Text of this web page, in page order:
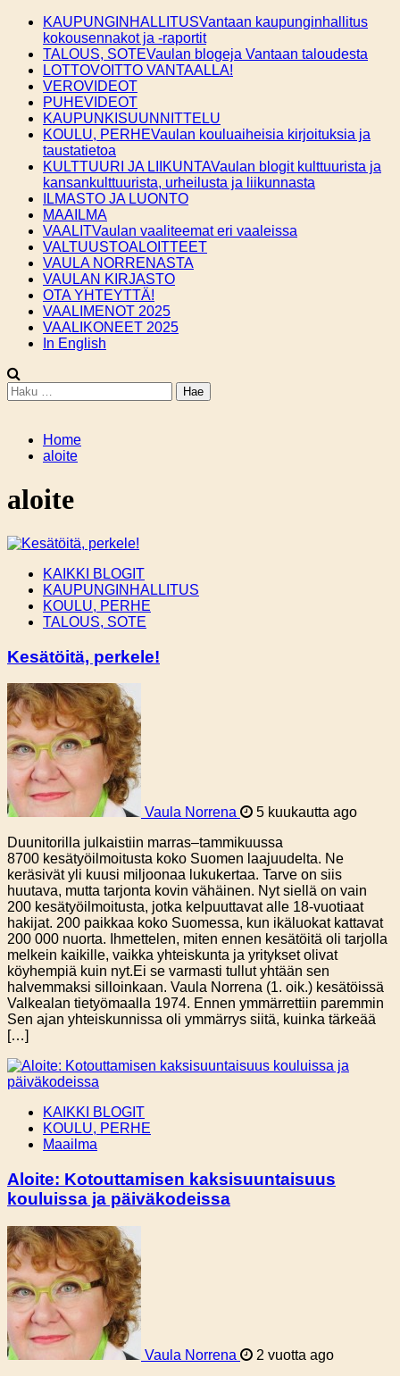
Skip
content
KAUPUNGINHALLITUSVantaan kaupunginhallitus
kokousennakot ja -raportit
TALOUS, SOTEVaulan blogeja Vantaan taloudesta
LOTTOVOITTO VANTAALLA!
VEROVIDEOT
PUHEVIDEOT
KAUPUNKISUUNNITTELU
KOULU, PERHEVaulan kouluaiheisia kirjoituksia ja
taustatietoa
KULTTUURI JA LIIKUNTAVaulan blogit kulttuurista ja
kansankulttuurista, urheilusta ja liikunnasta
ILMASTO JA LUONTO
MAAILMA
VAALITVaulan vaaliteemat eri vaaleissa
VALTUUSTOALOITTEET
VAULA NORRENASTA
VAULAN KIRJASTO
OTA YHTEYTTÄ!
VAALIMENOT 2025
VAALIKONEET 2025
In English
Haku:
Home
aloite
aloite
KAIKKI BLOGIT
KAUPUNGINHALLITUS
KOULU, PERHE
TALOUS, SOTE
Kesätöitä, perkele!
Vaula Norrena
5 kuukautta ago
Duunitorilla julkaistiin marras–tammikuussa
8700 kesätyöilmoitusta koko Suomen laajuudelta. Ne
keräsivät yli kuusi miljoonaa lukukertaa. Tarve on siis
huutava, mutta tarjonta kovin vähäinen. Nyt siellä on vain
200 kesätyöilmoitusta, jotka kelpuuttavat alle 18-vuotiaat
hakijat. 200 paikkaa koko Suomessa, kun ikäluokat kattavat
200 000 nuorta. Ihmettelen, miten ennen kesätöitä oli tarjolla
melkein kaikille, vaikka yhteiskunta ja yritykset olivat
köyhempiä kuin nyt.Ei se varmasti tullut yhtään sen
halvemmaksi silloinkaan. Vaula Norrena (1. oik.) kesätöissä
Valkealan tietyömaalla 1974. Ennen ymmärrettiin paremmin
Sen ajan yhteiskunnissa oli ymmärrys siitä, kuinka tärkeää
[…]
KAIKKI BLOGIT
KOULU, PERHE
Maailma
Aloite: Kotouttamisen kaksisuuntaisuus
kouluissa ja päiväkodeissa
Vaula Norrena
2 vuotta ago